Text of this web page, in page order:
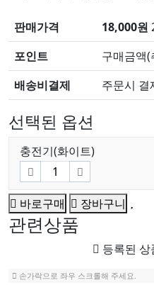
판매가격 18,000원
포인트
구매금액
배송비결제
주문시 결
선택된 옵션
충전기(화이트)
바로구매 장바구니
관련상품
등록된
손가락으로 좌우 스크롤해 주세요.